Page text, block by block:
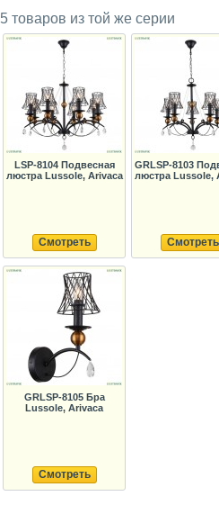
5 товаров из той же серии
LSP-8104 Подвесная
люстра Lussole, Arivaca
Смотреть
GRLSP-8103
люстра Lussole,
Смотреть
GRLSP-8105 Бра
Lussole, Arivaca
Смотреть